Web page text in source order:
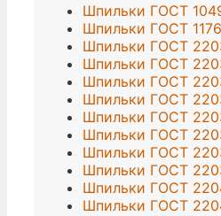
Шпильки ГОСТ
Шпильки ГОСТ
Шпильки ГОСТ
Шпильки ГОСТ
Шпильки ГОСТ
Шпильки ГОСТ
Шпильки ГОСТ
Шпильки ГОСТ
Шпильки ГОСТ
Шпильки ГОСТ
Шпильки ГОСТ
Шпильки ГОСТ